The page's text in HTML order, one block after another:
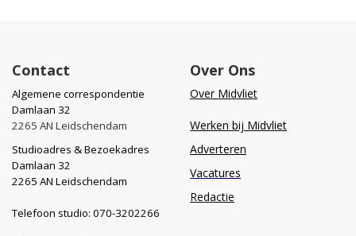
Contact
Algemene correspondentie
Damlaan 32
2265 AN Leidschendam
Studioadres & Bezoekadres
Damlaan 32
2265 AN Leidschendam
Telefoon studio: 070-3202266
Over Ons
Over Midvliet
Werken bij Midvliet
Adverteren
Vacatures
Redactie